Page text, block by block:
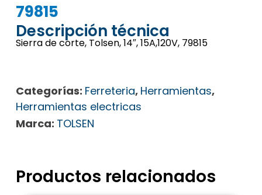
79815
Descripción técnica
Sierra de corte, Tolsen, 14″, 15A,120V, 79815
Categorías: Ferreteria, Herramientas,
Herramientas electricas
Marca: TOLSEN
Productos relacionados